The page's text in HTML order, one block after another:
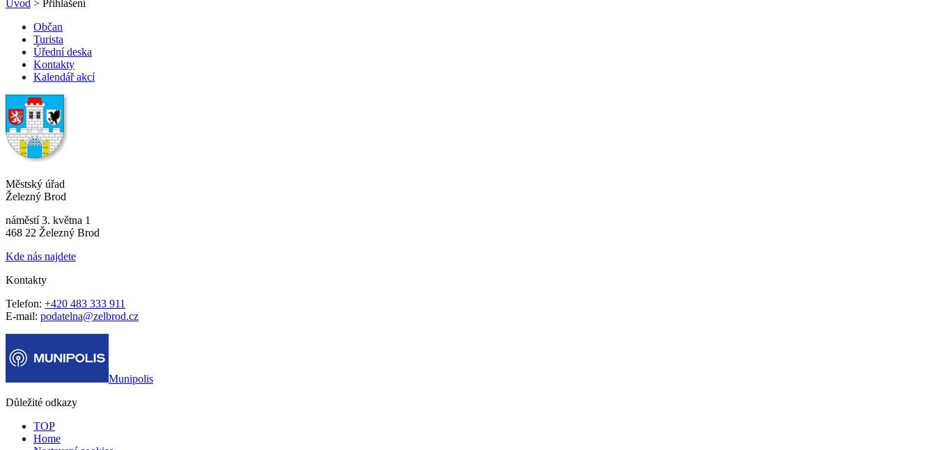
Úvod > Přihlášení
Občan
Turista
Úřední deska
Kontakty
Kalendář akcí
Městský úřad
Železný Brod
náměstí 3. května 1
468 22 Železný Brod
Kde nás najdete
Kontakty
Telefon: +420 483 333 911
E-mail: podatelna@zelbrod.cz
Munipolis
Důležité odkazy
TOP
Home